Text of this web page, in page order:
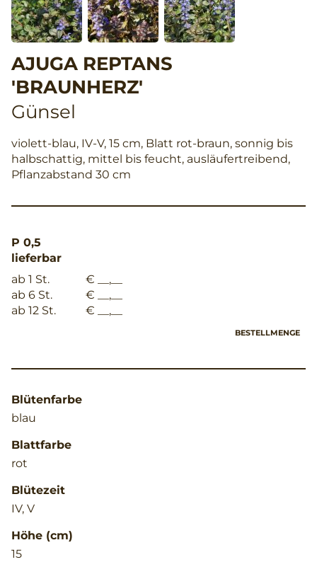
AJUGA REPTANS
'BRAUNHERZ'
Günsel
violett-blau, IV-V, 15 cm, Blatt rot-braun, sonnig bis
halbschattig, mittel bis feucht, ausläufertreibend,
Pflanzabstand 30 cm
P 0,5
lieferbar
ab 1 St.
€ __,__
ab 6 St.
€ __,__
ab 12 St.
€ __,__
BESTELLMENGE
Blütenfarbe
blau
Blattfarbe
rot
Blütezeit
IV, V
Höhe (cm)
15